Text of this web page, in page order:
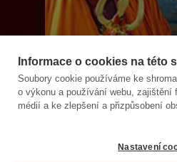
Informace o cookies na této
Soubory cookie používáme ke
o výkonu a používání webu,
médií a ke zlepšení a přizpůsobení
Nastavení